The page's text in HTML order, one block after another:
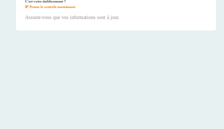
C'est votre établissement ?
Prenez le contrôle maintenant.
Assurez-vous que vos informations sont à jour.